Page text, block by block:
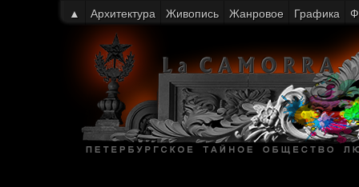
▲ Архитектура Живопись Жанровое Графика